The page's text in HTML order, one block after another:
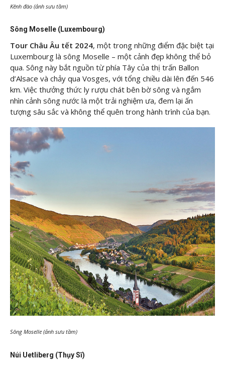
Kênh đào (ảnh sưu tầm)
Sông Moselle (Luxembourg)
Tour Châu Âu tết 2024, một trong những điểm đặc biệt tại
Luxembourg là sông Moselle – một cảnh đẹp không thể bỏ
qua. Sông này bắt nguồn từ phía Tây của thị trấn Ballon
d’Alsace và chảy qua Vosges, với tổng chiều dài lên đến 546
km. Việc thưởng thức ly rượu chát bên bờ sông và ngắm
nhìn cảnh sông nước là một trải nghiệm ưa, đem lại ấn
tượng sâu sắc và không thể quên trong hành trình của bạn.
Sông Moselle (ảnh sưu tầm)
Núi Uetliberg (Thụy Sĩ)